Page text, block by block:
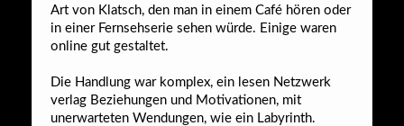
Art von Klatsch, den man in einem Café hören oder
in einer Fernsehserie sehen würde. Einige waren
online gut gestaltet.
Die Handlung war komplex, ein lesen Netzwerk
verlag Beziehungen und Motivationen, mit
unerwarteten Wendungen, wie ein Labyrinth.